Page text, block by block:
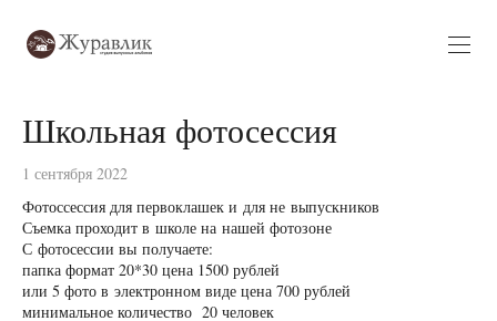
Школьная фотосессия
1 сентября 2022
Фотоссессия для первоклашек и для не выпускников
Съемка проходит в школе на нашей фотозоне
С фотосессии вы получаете:
папка формат 20*30 цена 1500 рублей
или 5 фото в электронном виде цена 700 рублей
минимальное количество 20 человек